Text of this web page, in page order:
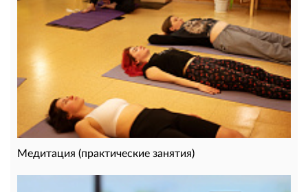
Медитация (практические занятия)